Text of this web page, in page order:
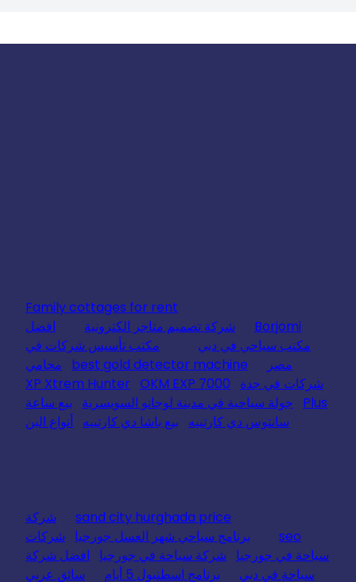
Family cottages for rent
Borjomi
شركة تصميم متاجر الكترونية
افضل
مكتب سياحي في دبي
مكتب تأسيس شركات في
مصر
best gold detector machine
محامي
شركات في جدة
XP Xtrem Hunter OKM EXP 7000
Plus
جولة سياحية في مدينة لوجانو السويسرية
بيع ساعة
سانتوس دي كارتييه
بيع باشا دي كارتييه أنواع البن
sand city hurghada price
شركة
seo
برنامج سياحي شهر العسل جورجيا
شركات
سياحة في جورجيا
شركة سياحة في جورجيا
افضل شركة
سياحة في دبي
برنامج اسطنبول 5 أيام سائق عربي